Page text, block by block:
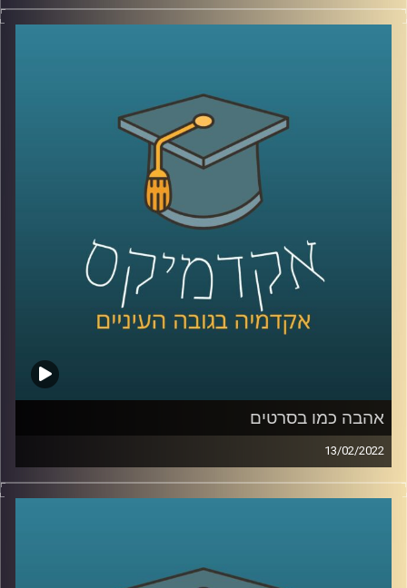
רובנו צפינו בילדותינו סרטי דיסני ושמענו אגדות לפני השינה.
ד"ר שירי רזניק, פסיכולוגית חברתית וחוקרת תקשורת, בדקה
הפריפריה את הסרט "היי סקול מיוזיקל" לאופן בו הסרט פורש
על ידי בנות המרכז?
האזינו להמשך השיחה שקיימתי עם ד"ר שירי רזניק, מרצת
הקורס ייצוגים של אהבה וזוגיות בתרבות הפופולארית.
לשיחה עם ד"ר שירי רזניק על "אהבה כמו בסרטים" –
לשיחה עם ד"ר שירי רזניק על אהבה וצרכנות –לחצו כאן
אהבה כמו בסרטים
13/02/2022
כולם רוצים אהבה כמו בסרטים, כזאת שממבט ראשון יודעים
בה ש"זה-זה". אבל מהי בעצם אותה אהבה הוליוודית ומה הבעיה
האזינו לשיחה שקיימתי עם ד"ר שירי רזניק, פסיכולוגית חברתית